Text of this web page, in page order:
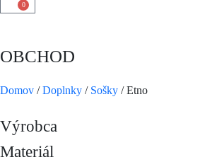
0
OBCHOD
Domov /Doplnky / Sošky / Etno
Výrobca
Materiál